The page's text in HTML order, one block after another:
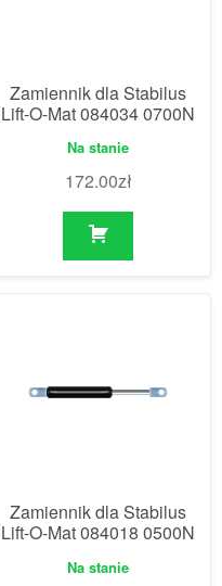
Zamiennik dla Stabilus
Lift-O-Mat 084034 0700N
Na stanie
172.00zł
Zamiennik dla Stabilus
Lift-O-Mat 084018 0500N
Na stanie